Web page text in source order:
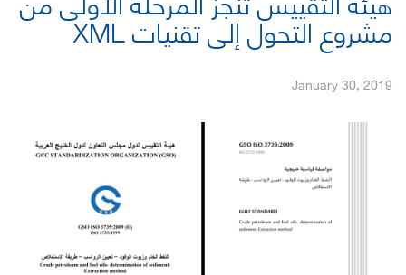
مشروع التحول إلى تقنيات XML
January 30, 2019